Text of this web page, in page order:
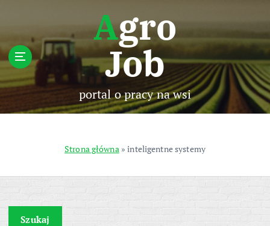
p
t
c
n
Agro
Job
portal o pracy na wsi
Strona główna»inteligentne systemy
Szukaj